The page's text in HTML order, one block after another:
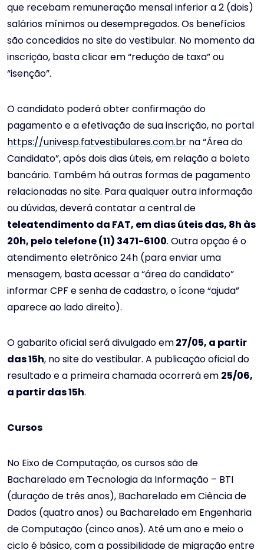
que recebam remuneração mensal inferior a 2 (dois)
salários mínimos ou desempregados. Os benefícios
são concedidos no site do vestibular. No momento da
inscrição, basta clicar em “redução de taxa” ou
“isenção”.
O candidato poderá obter confirmação do
pagamento e a efetivação de sua inscrição, no portal
https://univesp.fatvestibulares.com.br na “Área do
Candidato”, após dois dias úteis, em relação a boleto
bancário. Também há outras formas de pagamento
relacionadas no site. Para qualquer outra informação
ou dúvidas, deverá contatar a central de
teleatendimento da FAT, em dias úteis das, 8h às
20h, pelo telefone (11) 3471-6100. Outra opção é o
atendimento eletrônico 24h (para enviar uma
mensagem, basta acessar a “área do candidato”
informar CPF e senha de cadastro, o ícone “ajuda”
aparece ao lado direito).
O gabarito oficial será divulgado em27/05, a partir
das 15h, no site do vestibular. A publicação oficial do
resultado e a primeira chamada ocorrerá em 25/06,
a partir das 15h.
Cursos
No Eixo de Computação, os cursos são de
Bacharelado em Tecnologia da Informação – BTI
(duração de três anos), Bacharelado em Ciência de
Dados (quatro anos) ou Bacharelado em Engenharia
de Computação (cinco anos). Até um ano e meio o
ciclo é básico, com a possibilidade de migração entre